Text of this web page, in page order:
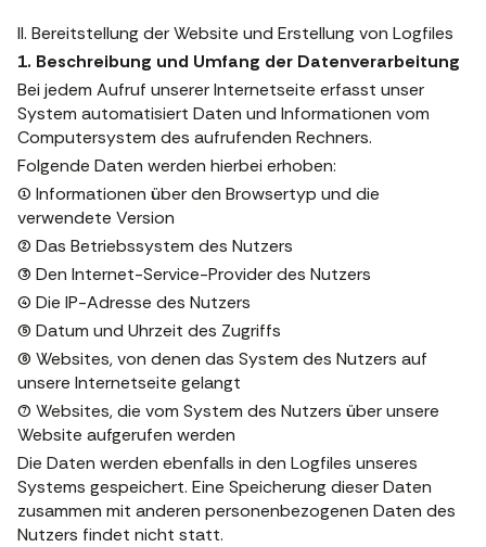
II. Bereitstellung der Website und Erstellung von Logfiles
1. Beschreibung und Umfang der Datenverarbeitung
Bei jedem Aufruf unserer Internetseite erfasst unser
System automatisiert Daten und Informationen vom
Computersystem des aufrufenden Rechners.
Folgende Daten werden hierbei erhoben:
(1) Informationen über den Browsertyp und die
verwendete Version
(2) Das Betriebssystem des Nutzers
(3) Den Internet-Service-Provider des Nutzers
(4) Die IP-Adresse des Nutzers
(5) Datum und Uhrzeit des Zugriffs
(6) Websites, von denen das System des Nutzers auf
unsere Internetseite gelangt
(7) Websites, die vom System des Nutzers über unsere
Website aufgerufen werden
Die Daten werden ebenfalls in den Logfiles unseres
Systems gespeichert. Eine Speicherung dieser Daten
zusammen mit anderen personenbezogenen Daten des
Nutzers findet nicht statt.